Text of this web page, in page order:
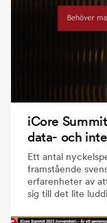
iCore
data- och
Ett antal
framstående
erfarenheter av
sig till det lite